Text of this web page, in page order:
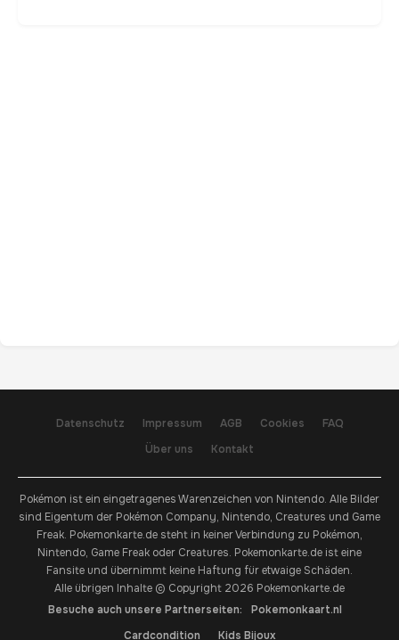
Datenschutz Impressum AGB Cookies
FAQ
Über uns
Kontakt
Pokémon ist ein eingetragenes Warenzeichen von Nintendo. Alle Bilder
sind Eigentum der Pokémon Company, Nintendo, Creatures und Game
Freak. Pokemonkarte.de steht in keiner Verbindung zu Pokémon,
Nintendo, Game Freak oder Creatures. Pokemonkarte.de ist eine
Fansite und übernimmt keine Haftung für etwaige Schäden.
Alle übrigen Inhalte © Copyright 2026 Pokemonkarte.de
Besuche auch unsere Partnerseiten:
Pokemonkaart.nl
Cardcondition
Kids Bijoux